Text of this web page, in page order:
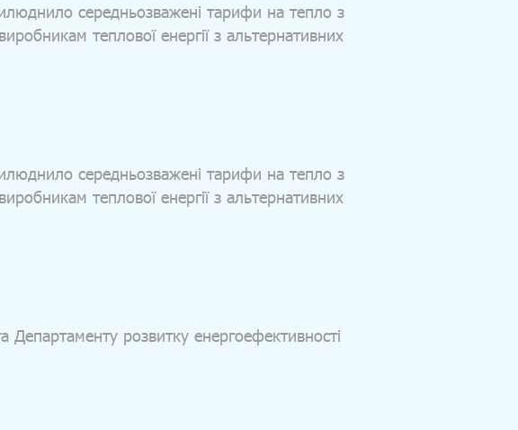
середньозважені тарифи на тепло з
теплової енергії з альтернативних
середньозважені тарифи на тепло з
теплової енергії з альтернативних
Департаменту розвитку енергоефективності